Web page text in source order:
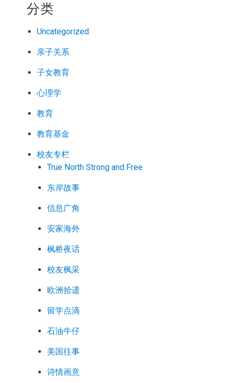
分类
Uncategorized
亲子关系
子女教育
心理学
教育
教育基金
校友专栏
True North Strong and Free
东岸故事
信息广角
安家海外
枫桥夜话
校友枫采
欧洲拾遗
留学点滴
石油牛仔
美国往事
诗情画意